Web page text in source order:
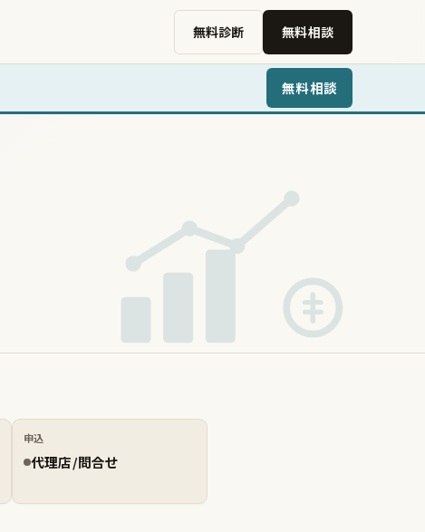
無料診断 無料相談
無料相談
申込
代理店/問合せ